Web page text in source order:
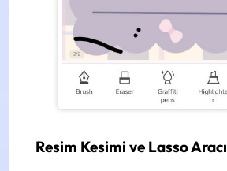
Resim Kesimi ve Lasso Aracı